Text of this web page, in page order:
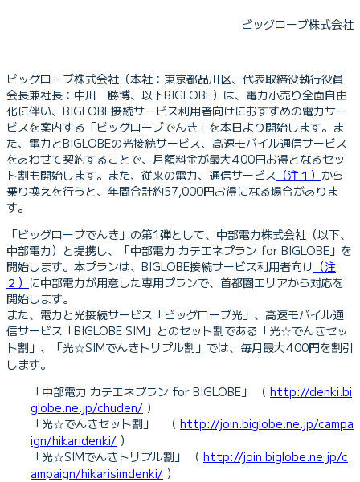
ビッグローブ株式会社
ビッグローブ株式会社（本社：東京都品川区、代表取締役執行役員
会長兼社長：中川 勝博、以下BIGLOBE）は、電力小売り全面自由
化に伴い、BIGLOBE接続サービス利用者向けにおすすめの電力サー
ビスを案内する「ビッグローブでんき」を本日より開始します。ま
た、電力とBIGLOBEの光接続サービス、高速モバイル通信サービス
をあわせて契約することで、月額料金が最大400円お得となるセッ
ト割も開始します。また、従来の電力、通信サービス （注１） から
乗り換えを行うと、年間合計約57,000円お得になる場合がありま
す。
「ビッグローブでんき」の第1弾として、中部電力株式会社（以下、
中部電力）と提携し、「中部電力 カテエネプラン for BIGLOBE」を
開始します。本プランは、BIGLOBE接続サービス利用者向け （注
２） に中部電力が用意した専用プランで、首都圏エリアから対応を
開始します。
また、電力と光接続サービス「ビッグローブ光」、高速モバイル通
信サービス「BIGLOBE SIM」とのセット割である「光☆でんきセッ
ト割」、「光☆SIMでんきトリプル割」では、毎月最大400円を割引
します。
「中部電力 カテエネプラン for BIGLOBE」 （ http://denki.bi
globe.ne.jp/chuden/ ）
「光☆でんきセット割」 （ http://join.biglobe.ne.jp/campa
ign/hikaridenki/ ）
「光☆SIMでんきトリプル割」 （ http://join.biglobe.ne.jp/c
ampaign/hikarisimdenki/ ）